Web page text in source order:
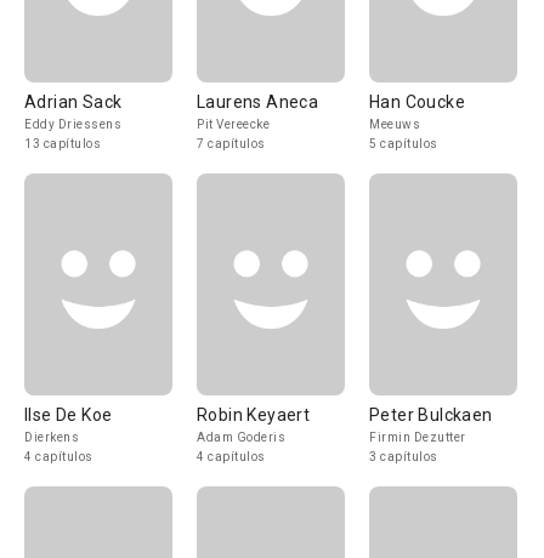
Adrian Sack
Eddy Driessens
13 capítulos
Laurens Aneca
Pit Vereecke
7 capítulos
Han Coucke
Meeuws
5 capítulos
Ilse De Koe
Dierkens
4 capítulos
Robin Keyaert
Adam Goderis
4 capítulos
Peter Bulckaen
Firmin Dezutter
3 capítulos